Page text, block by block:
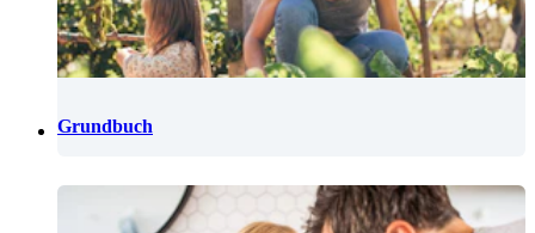
Grundbuch